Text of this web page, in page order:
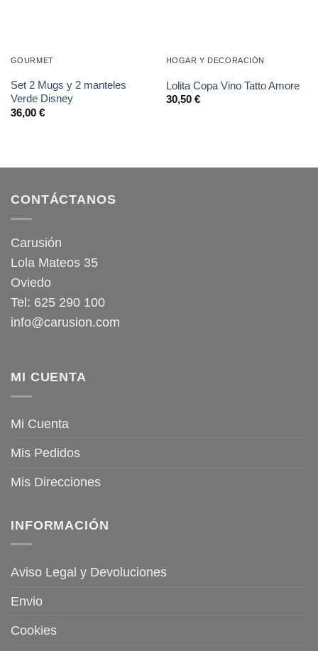
GOURMET
Set 2 Mugs y 2 manteles
Verde Disney
36,00 €
HOGAR Y DECORACIÓN
Lolita Copa Vino Tatto Amore
30,50 €
CONTÁCTANOS
Carusión
Lola Mateos 35
Oviedo
Tel: 625 290 100
info@carusion.com
MI CUENTA
Mi Cuenta
Mis Pedidos
Mis Direcciones
INFORMACIÓN
Aviso Legal y Devoluciones
Envio
Cookies